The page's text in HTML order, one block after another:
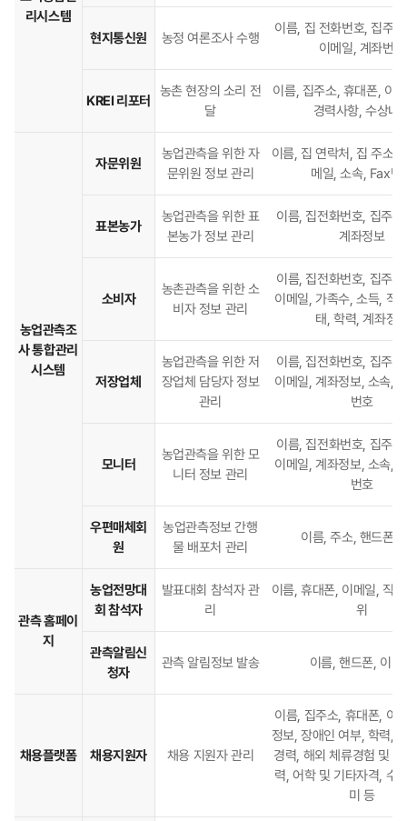
리시스템
현지통신원
농정 여론조사 수행
이름, 집 전화번호, 집주
이메일, 계좌번호
KREI 리포터
농촌 현장의 소리 전
달
이름, 집주소, 휴대폰, 이
경력사항, 수상내
농업관측조
사 통합관리
시스템
자문위원
농업관측을 위한 자
문위원 정보 관리
이름, 집 연락처, 집 주소,
메일, 소속, Fax번
표본농가
농업관측을 위한 표
본농가 정보 관리
이름, 집전화번호, 집주
계좌정보
소비자
농촌관측을 위한 소
비자 정보 관리
이름, 집전화번호, 집주
이메일, 가족수, 소득, 직
태, 학력, 계좌정
저장업체
농업관측을 위한 저
장업체 담당자 정보
관리
이름, 집전화번호, 집주
이메일, 계좌정보, 소속,
번호
모니터
농업관측을 위한 모
니터 정보 관리
이름, 집전화번호, 집주
이메일, 계좌정보, 소속,
번호
우편매체회
원
농업관측정보 간행
물 배포처 관리
이름, 주소, 핸드폰,
관측 홈페이
지
농업전망대
회 참석자
발표대회 참석자 관
리
이름, 휴대폰, 이메일, 직
위
관측알림신
청자
관측 알림정보 발송 이름, 핸드폰, 이메
채용플랫폼 채용지원자 채용 지원자 관리
이름, 집주소, 휴대폰, 이
정보, 장애인 여부, 학력,
경력, 해외 체류경험 및
력, 어학 및 기타자격, 수
미 등